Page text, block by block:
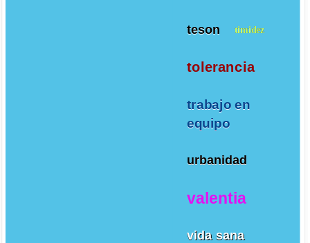
teson timidez
tolerancia
trabajo en
equipo
urbanidad
valentia
vida sana